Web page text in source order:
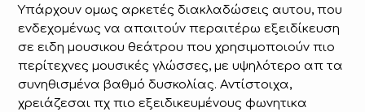
Υπάρχουν ομως αρκετές διακλαδώσεις αυτου, που
ενδεχομένως να απαιτούν περαιτέρω εξειδίκευση
σε ειδη μουσικου θεάτρου που χρησιμοποιούν πιο
περίτεχνες μουσικές γλώσσες, με υψηλότερο απ τα
συνηθισμένα βαθμό δυσκολίας. Αντίστοιχα,
χρειάζεσαι πχ πιο εξειδικευμένους φωνητικα